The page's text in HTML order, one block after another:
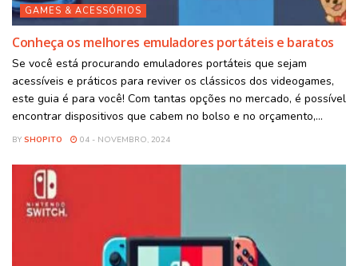
GAMES & ACESSÓRIOS
Conheça os melhores emuladores portáteis e baratos
Se você está procurando emuladores portáteis que sejam
acessíveis e práticos para reviver os clássicos dos videogames,
este guia é para você! Com tantas opções no mercado, é possível
encontrar dispositivos que cabem no bolso e no orçamento,...
BY SHOPITO 04 - NOVEMBRO, 2024